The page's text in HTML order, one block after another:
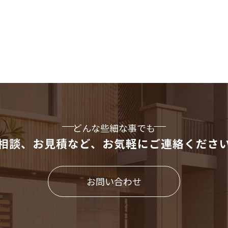
どんな些細な事でも
談、お見積など、 お気軽にご連絡くださ
お問い合わせ